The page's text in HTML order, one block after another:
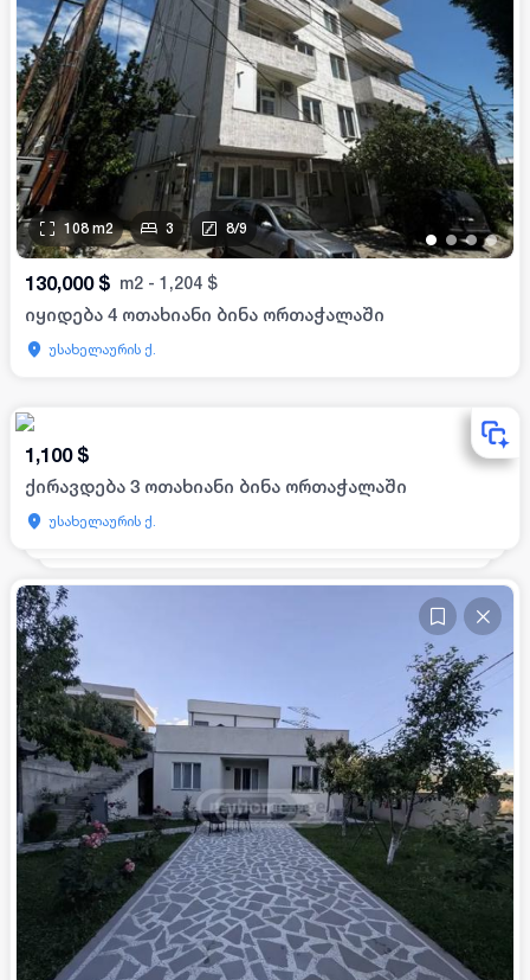
• •••
108 m2 3 8/9
130,000 $ m2 - 1,204 $
იყიდება 4 ოთახიანი ბინა ორთაჭალაში
უსახელაურის ქ.
1,100 $
ქირავდება 3 ოთახიანი ბინა ორთაჭალაში
უსახელაურის ქ.